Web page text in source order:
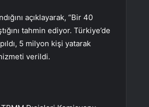
açıklayarak, “Bir 40
tahmin ediyor. Türkiye’de
5 milyon kişi yatarak
verildi.